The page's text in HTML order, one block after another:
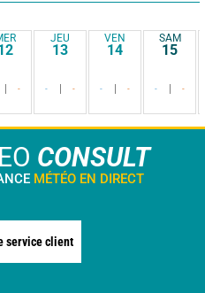
-
JEU
13
- -
VEN
14
- -
SAM
15
- -
CONSULT
MÉTÉO EN DIRECT
service client